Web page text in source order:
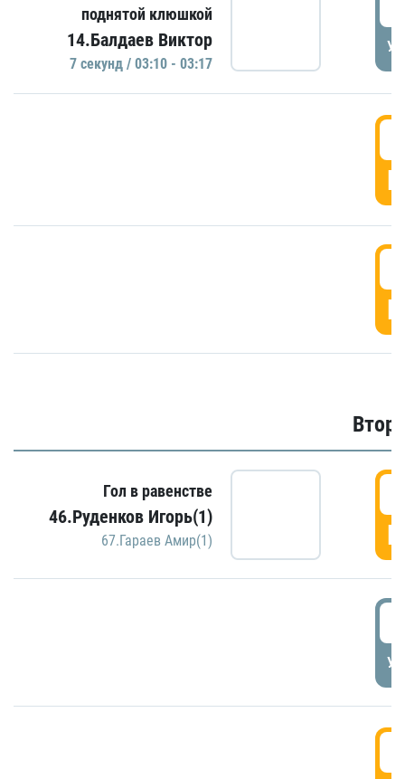
поднятой клюшкой
14.Балдаев Виктор
7 секунд / 03:10 - 03:17
Гол в равенстве
46.Руденков Игорь(1)
67.Гараев Амир(1)